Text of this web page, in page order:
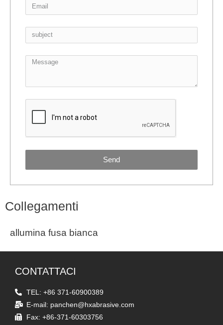
Send
Collegamenti
allumina fusa bianca
CONTATTACI
TEL: +86 371-60900389
E-mail: panchen@hxabrasive.com
Fax: +86-371-60303756